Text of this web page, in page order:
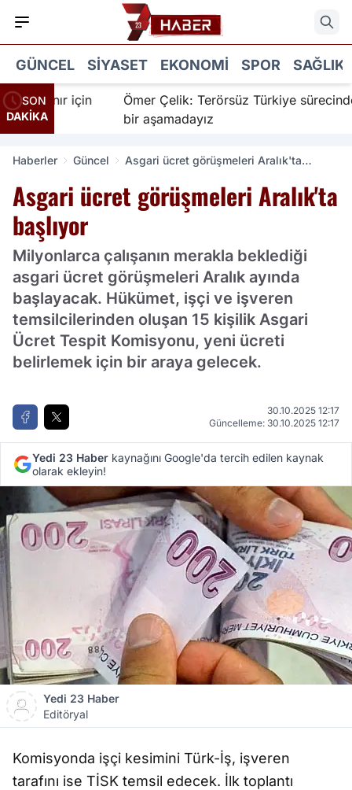
GÜNCEL SIYASET EKONOMI SPOR SAĞLIK
SON
DAKİKA
İnanır için
Ömer Çelik: Terörsüz Türkiye sürecinde
bir aşamadayız
Haberler Güncel
Asgari ücret görüşmeleri Aralık'ta
Asgari ücret görüşmeleri Aralık'ta
başlıyor
Milyonlarca çalışanın merakla beklediği
asgari ücret görüşmeleri Aralık ayında
başlayacak. Hükümet, işçi ve işveren
temsilcilerinden oluşan 15 kişilik Asgari
Ücret Tespit Komisyonu, yeni ücreti
belirlemek için bir araya gelecek.
30.10.2025 12:17
Güncelleme: 30.10.2025 12:17
Yedi 23 Haber kaynağını Google'da tercih edilen kaynak
olarak ekleyin!
Yedi 23 Haber
Editöryal
Komisyonda işçi kesimini Türk-İş, işveren
tarafını ise TİSK temsil edecek. İlk toplantı